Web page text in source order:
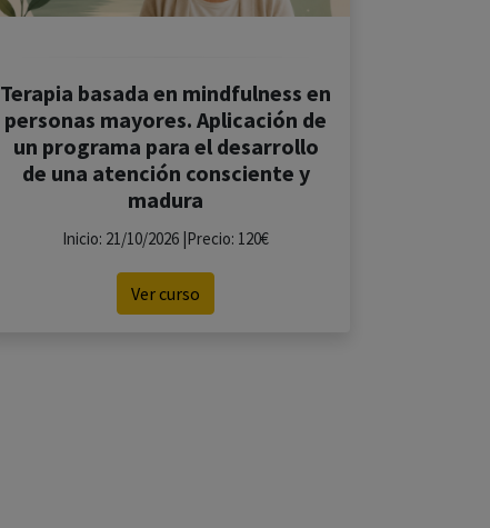
Terapia basada en mindfulness en
personas mayores. Aplicación de
un programa para el desarrollo
de una atención consciente y
madura
Inicio: 21/10/2026 |Precio: 120€
Ver curso